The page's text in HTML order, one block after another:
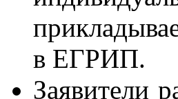
в ЕГРИП.
Заявители